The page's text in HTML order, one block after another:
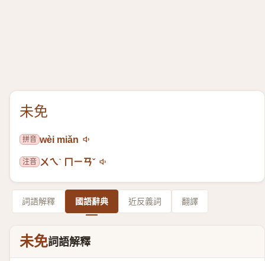
未免
拼音 wèi miǎn
注音 ㄨㄟˋ ㄇㄧㄢˇ
詞語解釋 國語辭典 近反義詞 翻譯
未免詞語解釋